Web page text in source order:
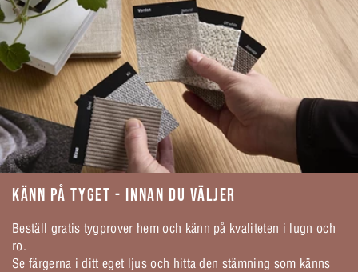
KÄNN PÅ TYGET - INNAN DU VÄLJER
Beställ gratis tygprover hem och känn på kvaliteten i lugn och
ro.
Se färgerna i ditt eget ljus och hitta den stämning som känns